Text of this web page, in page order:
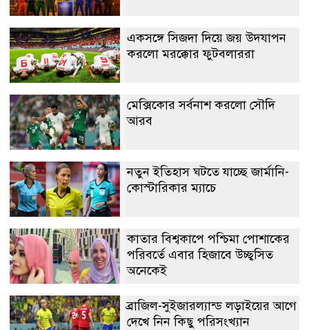
একসঙ্গে সিজদা দিয়ে জয় উদযাপন
করলো মরক্কোর ফুটবলাররা
মেক্সিকোর সর্বনাশ করলো সৌদি
আরব
নতুন ইতিহাস ঘটতে যাচ্ছে জার্মানি-
কোস্টারিকার ম্যাচে
কাতার বিশ্বকাপে পশ্চিমা পোশাকের
পরিবর্তে এবার হিজাবে উচ্ছ্বসিত
অনেকেই
ব্রাজিল-সুইজারল্যান্ড লড়াইয়ের আগে
দেখে নিন কিছু পরিসংখ্যান